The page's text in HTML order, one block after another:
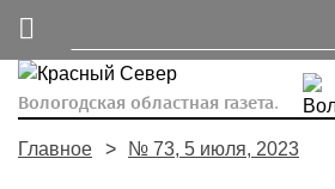
Вологодская областная газета.
Главное № 73, 5 июля, 2023